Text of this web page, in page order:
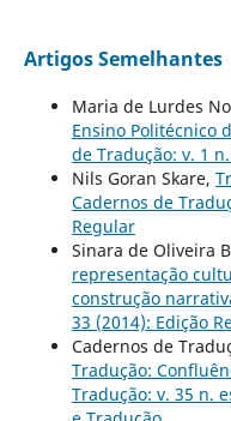
Artigos Semelhantes
Maria de Lurdes
Ensino Politécnico
de Tradução: v. 1
Nils Goran Skare,
Cadernos de
Regular
Sinara de Oliveira
representação
construção
33 (2014): Edição
Cadernos de
Tradução:
Tradução: v. 35 n.